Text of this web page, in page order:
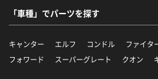
「車種」でパーツを探す
キャンター エルフ コンドル ファイタ
フォワード
スーパーグレート クオン